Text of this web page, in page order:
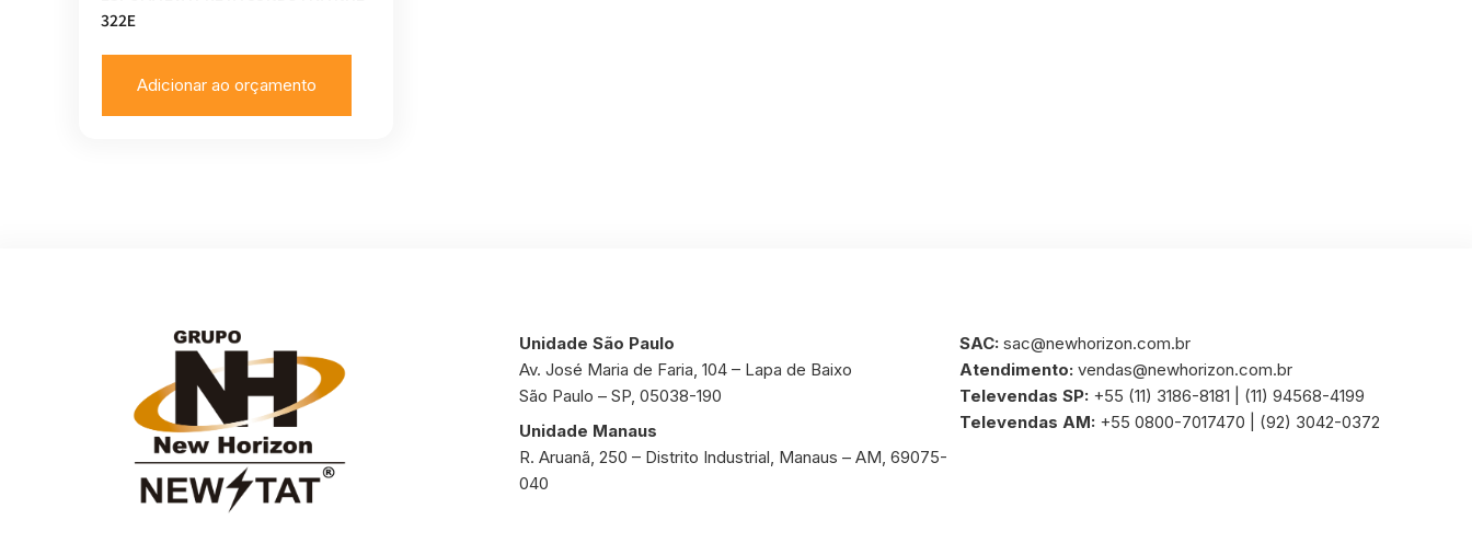
322E
Adicionar ao orçamento
Unidade São Paulo
Av. José Maria de Faria, 104 – Lapa de Baixo
São Paulo – SP, 05038-190
Unidade Manaus
R. Aruanã, 250 – Distrito Industrial, Manaus – AM, 69075-
040
SAC: sac@newhorizon.com.br
Atendimento: vendas@newhorizon.com.br
Televendas SP: +55 (11) 3186-8181 | (11) 94568-4199
Televendas AM: +55 0800-7017470 | (92) 3042-0372